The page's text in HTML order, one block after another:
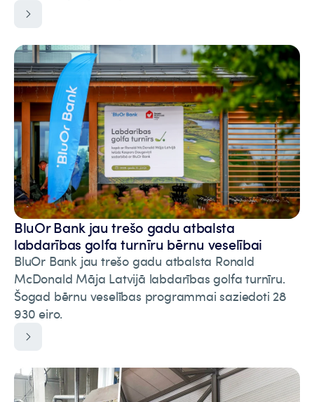
BluOr Bank jau trešo gadu atbalsta
labdarības golfa turnīru bērnu veselībai
BluOr Bank jau trešo gadu atbalsta Ronald
McDonald Māja Latvijā labdarības golfa turnīru.
Šogad bērnu veselības programmai saziedoti 28
930 eiro.